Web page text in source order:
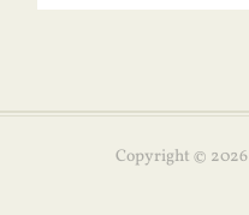
Copyright © 2026